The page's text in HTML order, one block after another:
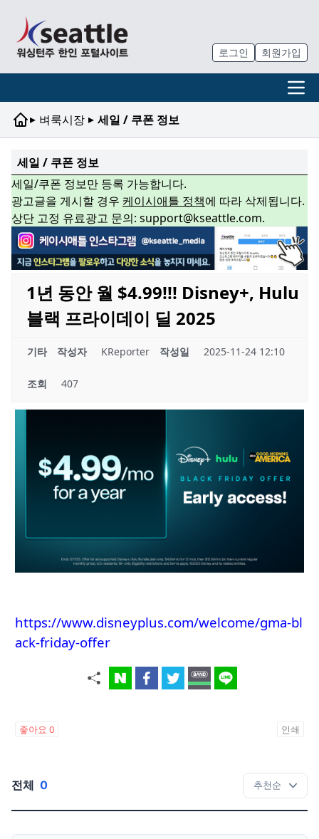
로그인 회원가입
▸ 벼룩시장 ▸ 세일 / 쿠폰 정보
세일 / 쿠폰 정보
세일/쿠폰 정보만 등록 가능합니다.
광고글을 게시할 경우 케이시애틀 정책에 따라 삭제됩니다.
상단 고정 유료광고 문의: support@kseattle.com.
1년 동안 월 $4.99!!! Disney+, Hulu
블랙 프라이데이 딜 2025
기타 작성자 KReporter 작성일 2025-11-24 12:10
조회 407
https://www.disneyplus.com/welcome/gma-bl
ack-friday-offer
좋아요 0 인쇄
전체 0